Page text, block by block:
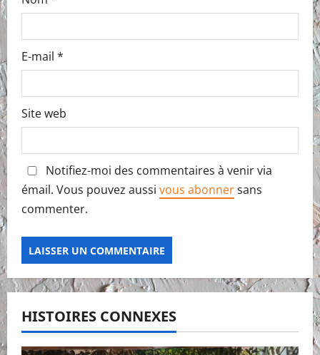
E-mail *
Site web
Notifiez-moi des commentaires à venir via
émail. Vous pouvez aussi vous abonnersans
commenter.
HISTOIRES CONNEXES